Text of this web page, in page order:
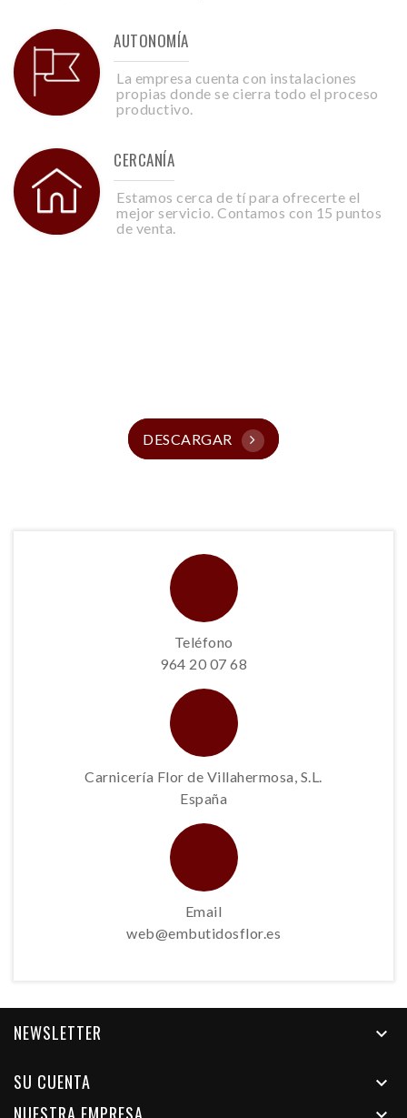
AUTONOMÍA
La empresa cuenta con instalaciones
propias donde se cierra todo el proceso
productivo.
CERCANÍA
Estamos cerca de tí para ofrecerte el
mejor servicio. Contamos con 15 puntos
de venta.
DESCARGAR
Teléfono
964 20 07 68
Carnicería Flor de Villahermosa, S.L.
España
Email
web@embutidosflor.es
NEWSLETTER 
SU CUENTA 